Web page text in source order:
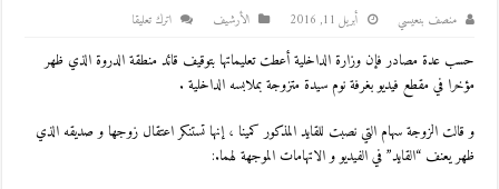
منصف بنعيسي أبريل 11, 2016 اﻷرشيف اترك تعليقا
حسب عدة مصادر فإن وزارة الداخلية أعطت تعليماتها بتوقيف قائد منطقة الدروة الذي ظهر
مؤخرا في مقطع فيديو بغرفة نوم سيدة متزوجة بملابسه الداخلية .
و قالت الزوجة سهام التي نصبت للقايد المذكور كمينا ، إنها تستنكر اعتقال زوجها و صديقه الذي
ظهر يعنف “القايد” في الفيديو و الاتهامات الموجهة لهما.: